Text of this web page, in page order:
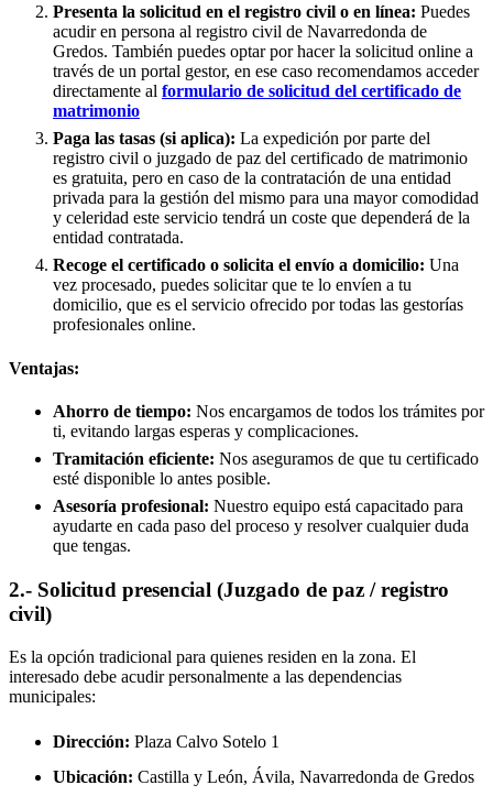
Presenta la solicitud en el registro civil o en línea: Puedes
acudir en persona al registro civil de Navarredonda de
Gredos. También puedes optar por hacer la solicitud online a
través de un portal gestor, en ese caso recomendamos acceder
directamente al formulario de solicitud del certificado de
matrimonio
Paga las tasas (si aplica): La expedición por parte del
registro civil o juzgado de paz del certificado de matrimonio
es gratuita, pero en caso de la contratación de una entidad
privada para la gestión del mismo para una mayor comodidad
y celeridad este servicio tendrá un coste que dependerá de la
entidad contratada.
Recoge el certificado o solicita el envío a domicilio: Una
vez procesado, puedes solicitar que te lo envíen a tu
domicilio, que es el servicio ofrecido por todas las gestorías
profesionales online.
Ventajas:
Ahorro de tiempo: Nos encargamos de todos los trámites por
ti, evitando largas esperas y complicaciones.
Tramitación eficiente: Nos aseguramos de que tu certificado
esté disponible lo antes posible.
Asesoría profesional: Nuestro equipo está capacitado para
ayudarte en cada paso del proceso y resolver cualquier duda
que tengas.
2.- Solicitud presencial (Juzgado de paz / registro
civil)
Es la opción tradicional para quienes residen en la zona. El
interesado debe acudir personalmente a las dependencias
municipales:
Dirección: Plaza Calvo Sotelo 1
Ubicación: Castilla y León, Ávila, Navarredonda de Gredos